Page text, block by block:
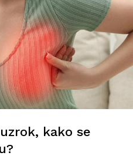
kako se